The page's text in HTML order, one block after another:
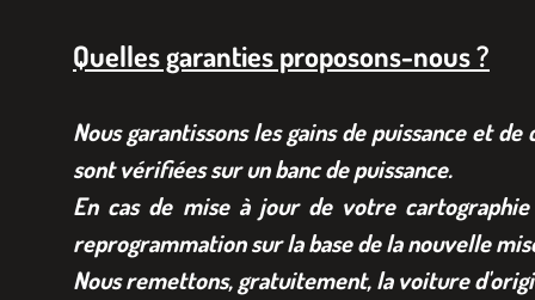
Quelles garanties proposons-nous ?
Nous garantissons les gains de puissance et
sont vérifiées sur un banc de puissance.
En cas de mise à jour de votre
reprogrammation sur la base de la nouvelle
Nous remettons, gratuitement, la voiture